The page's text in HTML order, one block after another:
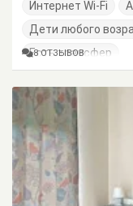
Интернет Wi-Fi
Дети любого
Есть трансфер
8 ОТЗЫВОВ